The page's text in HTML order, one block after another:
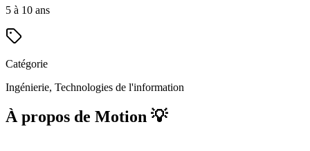
5 à 10 ans
Catégorie
Ingénierie, Technologies de l'information
À propos de Motion 💡